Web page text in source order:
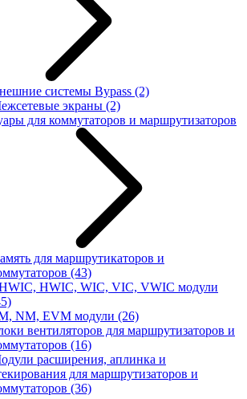
системы Bypass (2)
экраны (2)
для коммутаторов и маршрутизаторов
для маршрутикаторов и
(43)
HWIC, WIC, VIC, VWIC модули
NM, EVM модули (26)
вентиляторов для маршрутизаторов и
(16)
расширения, аплинка и
для маршрутизаторов и
(36)